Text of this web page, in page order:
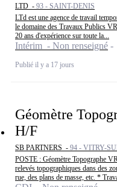
LTD - 93 - SAINT-DENIS
LTd est une agence de travail
le domaine des Travaux Publics
20 ans d'expérience sur toute la...
Intérim - Non renseigné
Publié il y a 17 jours
Géomètre
H/F
SB PARTNERS - 94 - VITRY-
POSTE : Géomètre Topographe
relevés topographiques dans des
rue, des plans de masse, etc. *